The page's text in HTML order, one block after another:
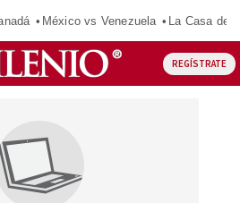
México vs Venezuela La Casa de
REGÍSTRATE